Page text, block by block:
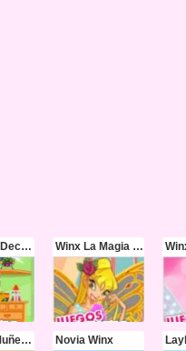
Winx Club Decora La Habitacian Winx La Magia De La Moda
Casa De Muñecas Miniwinx Novia Winx